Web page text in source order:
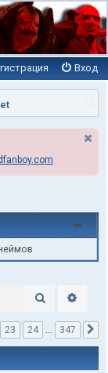
Вход
Поиск
23 24 … 347